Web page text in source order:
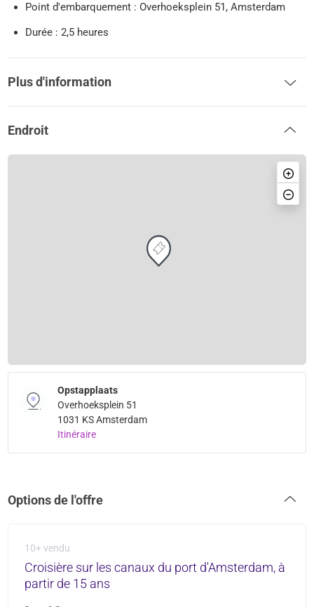
Point d'embarquement : Overhoeksplein 51, Amsterdam
Durée : 2,5 heures
Plus d'information
Endroit
Opstapplaats
Overhoeksplein 51
1031 KS Amsterdam
Itinéraire
Options de l'offre
10+ vendu
Croisière sur les canaux du port d'Amsterdam, à
partir de 15 ans